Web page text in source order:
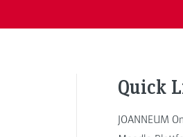
Quick
JOANNEUM